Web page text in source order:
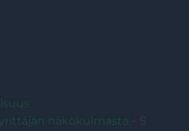
näkökulmasta – 5